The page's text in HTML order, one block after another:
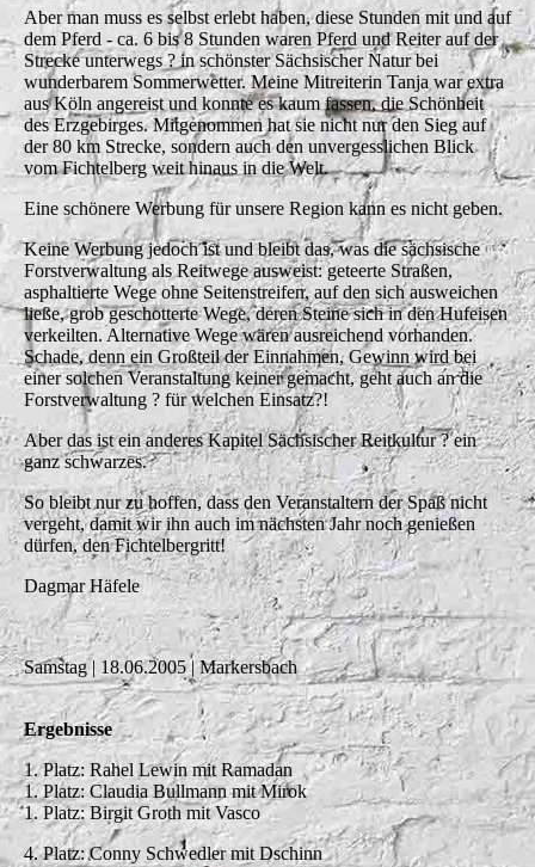
Aber man muss es selbst erlebt haben, diese Stunden mit und auf
dem Pferd - ca. 6 bis 8 Stunden waren Pferd und Reiter auf der
Strecke unterwegs ? in schönster Sächsischer Natur bei
wunderbarem Sommerwetter. Meine Mitreiterin Tanja war extra
aus Köln angereist und konnte es kaum fassen, die Schönheit
des Erzgebirges. Mitgenommen hat sie nicht nur den Sieg auf
der 80 km Strecke, sondern auch den unvergesslichen Blick
vom Fichtelberg weit hinaus in die Welt.
Eine schönere Werbung für unsere Region kann es nicht geben.
Keine Werbung jedoch ist und bleibt das, was die sächsische
Forstverwaltung als Reitwege ausweist: geteerte Straßen,
asphaltierte Wege ohne Seitenstreifen, auf den sich ausweichen
ließe, grob geschotterte Wege, deren Steine sich in den Hufeisen
verkeilten. Alternative Wege wären ausreichend vorhanden.
Schade, denn ein Großteil der Einnahmen, Gewinn wird bei
einer solchen Veranstaltung keiner gemacht, geht auch an die
Forstverwaltung ? für welchen Einsatz?!
Aber das ist ein anderes Kapitel Sächsischer Reitkultur ? ein
ganz schwarzes.
So bleibt nur zu hoffen, dass den Veranstaltern der Spaß nicht
vergeht, damit wir ihn auch im nächsten Jahr noch genießen
dürfen, den Fichtelbergritt!
Dagmar Häfele
Samstag | 18.06.2005 | Markersbach
Ergebnisse
1. Platz: Rahel Lewin mit Ramadan
1. Platz: Claudia Bullmann mit Mirok
1. Platz: Birgit Groth mit Vasco
4. Platz: Conny Schwedler mit Dschinn